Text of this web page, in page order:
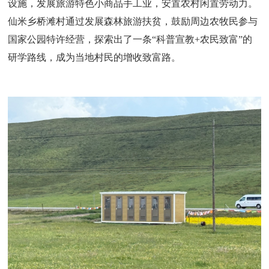
设施，发展旅游特色小商品手工业，安置农村闲置劳动力。
仙米乡桥滩村通过发展森林旅游扶贫，鼓励周边农牧民参与
国家公园特许经营，探索出了一条“科普宣教+农民致富”的
研学路线，成为当地村民的增收致富路。